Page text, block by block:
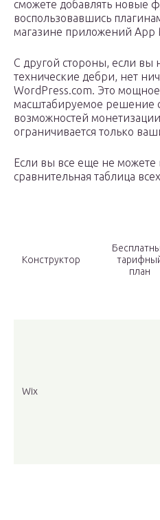
сможете добавлять новые
воспользовавшись
магазине приложений App
С другой стороны, если вы
технические дебри, нет
WordPress.com. Это
масштабируемое решение
возможностей
ограничивается только
Если вы все еще не можете
сравнительная таблица
Конструктор
план
Wix